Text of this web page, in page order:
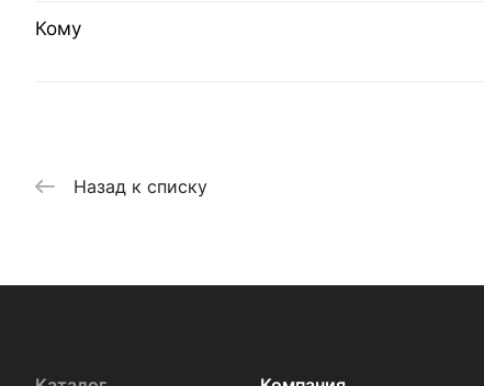
Кому
Назад к списку